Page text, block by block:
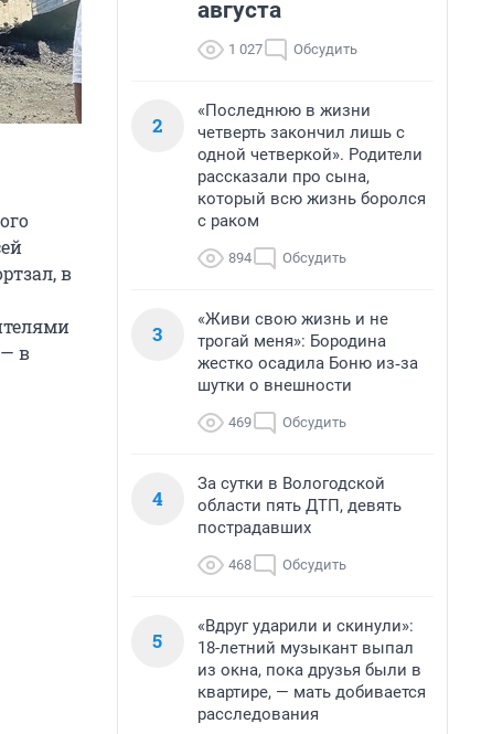
в
в
августа
1 027 Обсудить
2
«Последнюю в жизни
четверть закончил лишь с
одной четверкой». Родители
рассказали про сына,
который всю жизнь боролся
с раком
894 Обсудить
3
«Живи свою жизнь и не
трогай меня»: Бородина
жестко осадила Боню из‑за
шутки о внешности
469 Обсудить
4
За сутки в Вологодской
области пять ДТП, девять
пострадавших
468 Обсудить
5
«Вдруг ударили и скинули»:
18-летний музыкант выпал
из окна, пока друзья были в
квартире, — мать добивается
расследования